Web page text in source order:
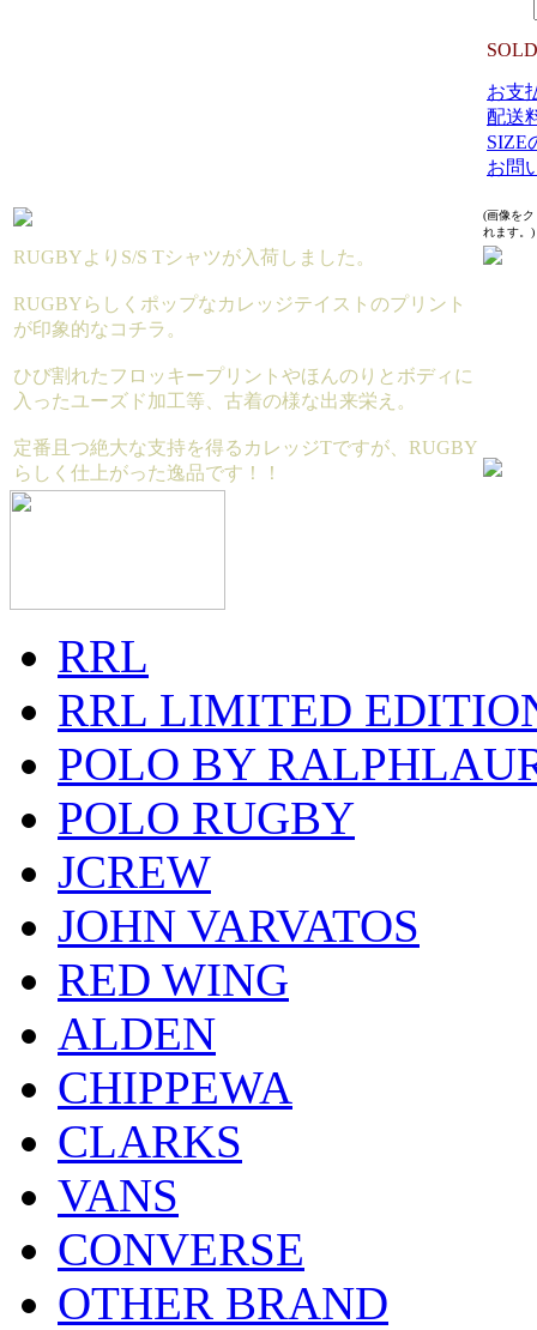
お支
配送
SIZE
お問
(画像を
れます。)
RUGBYよりS/S Tシャツが入荷しました。
RUGBYらしくポップなカレッジテイストのプリント
が印象的なコチラ。
ひび割れたフロッキープリントやほんのりとボディに
入ったユーズド加工等、古着の様な出来栄え。
定番且つ絶大な支持を得るカレッジTですが、RUGBY
らしく仕上がった逸品です！！
RRL
RRL LIMITED
POLO BY
POLO RUGBY
JCREW
JOHN VARVATOS
RED WING
ALDEN
CHIPPEWA
CLARKS
VANS
CONVERSE
OTHER BRAND